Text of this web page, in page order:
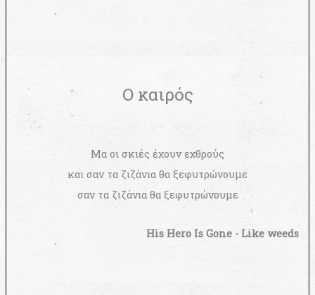
Ο καιρός
Μα οι σκιές έχουν εχθρούς
και σαν τα ζιζάνια θα ξεφυτρώνουμε
σαν τα ζιζάνια θα ξεφυτρώνουμε
His Hero Is Gone - Like weeds